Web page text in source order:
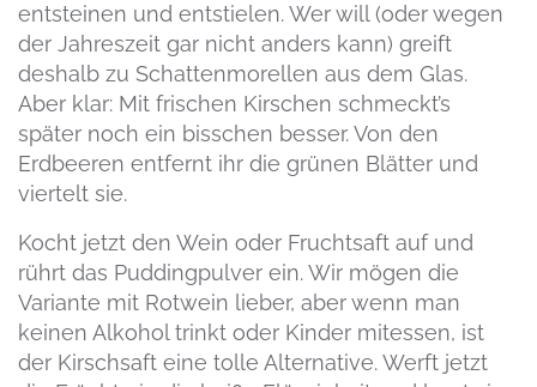
entsteinen und entstielen. Wer will (oder wegen
der Jahreszeit gar nicht anders kann) greift
deshalb zu Schattenmorellen aus dem Glas.
Aber klar: Mit frischen Kirschen schmeckt’s
später noch ein bisschen besser. Von den
Erdbeeren entfernt ihr die grünen Blätter und
viertelt sie.
Kocht jetzt den Wein oder Fruchtsaft auf und
rührt das Puddingpulver ein. Wir mögen die
Variante mit Rotwein lieber, aber wenn man
keinen Alkohol trinkt oder Kinder mitessen, ist
der Kirschsaft eine tolle Alternative. Werft jetzt